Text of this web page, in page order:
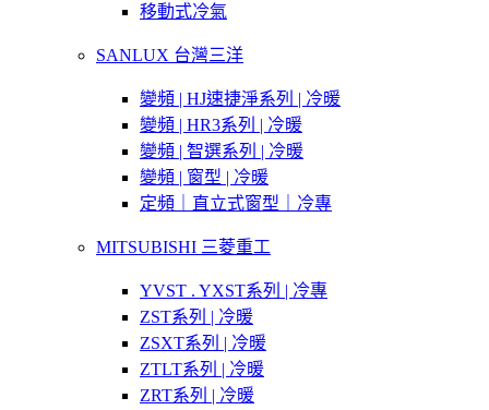
移動式冷氣
SANLUX 台灣三洋
變頻 | HJ速捷淨系列 | 冷暖
變頻 | HR3系列 | 冷暖
變頻 | 智選系列 | 冷暖
變頻 | 窗型 | 冷暖
定頻｜直立式窗型｜冷專
MITSUBISHI 三菱重工
YVST . YXST系列 | 冷專
ZST系列 | 冷暖
ZSXT系列 | 冷暖
ZTLT系列 | 冷暖
ZRT系列 | 冷暖